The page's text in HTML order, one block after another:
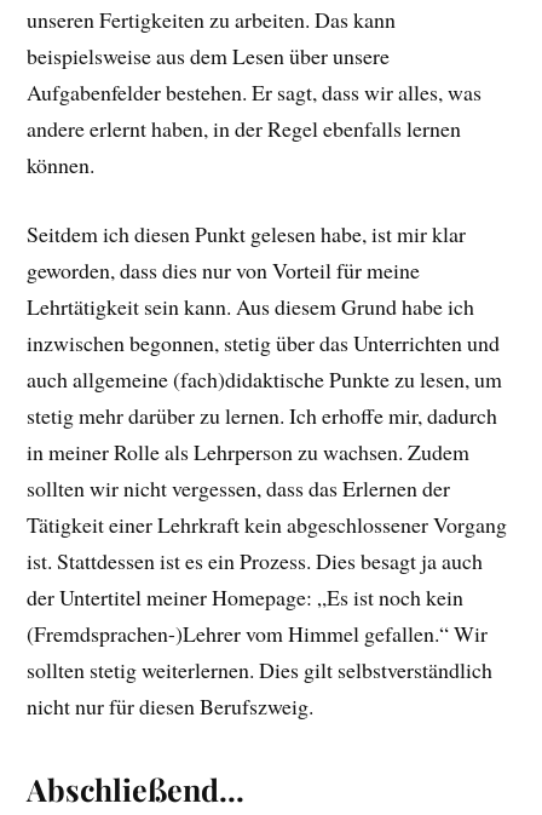
unseren Fertigkeiten zu arbeiten. Das kann
beispielsweise aus dem Lesen über unsere
Aufgabenfelder bestehen. Er sagt, dass wir alles, was
andere erlernt haben, in der Regel ebenfalls lernen
können.
Seitdem ich diesen Punkt gelesen habe, ist mir klar
geworden, dass dies nur von Vorteil für meine
Lehrtätigkeit sein kann. Aus diesem Grund habe ich
inzwischen begonnen, stetig über das Unterrichten und
auch allgemeine (fach)didaktische Punkte zu lesen, um
stetig mehr darüber zu lernen. Ich erhoffe mir, dadurch
in meiner Rolle als Lehrperson zu wachsen. Zudem
sollten wir nicht vergessen, dass das Erlernen der
Tätigkeit einer Lehrkraft kein abgeschlossener Vorgang
ist. Stattdessen ist es ein Prozess. Dies besagt ja auch
der Untertitel meiner Homepage: „Es ist noch kein
(Fremdsprachen-)Lehrer vom Himmel gefallen.“ Wir
sollten stetig weiterlernen. Dies gilt selbstverständlich
nicht nur für diesen Berufszweig.
Abschließend…